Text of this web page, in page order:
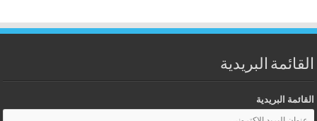
القائمة البريدية
القائمة البريدية